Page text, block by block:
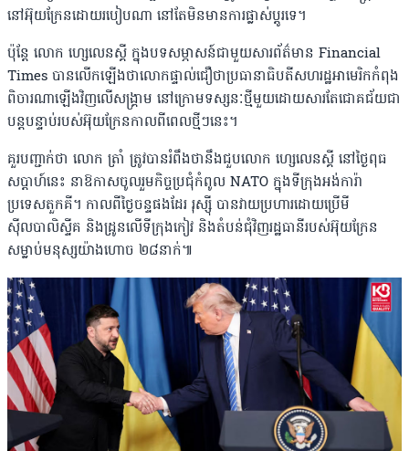
នៅអ៊ុយក្រែនដោយរបៀបណា នៅតែមិនមានការផ្លាស់ប្ដូរទេ។
ប៉ុន្តែ លោក ហ្សេលេនស្គី ក្នុងបទសម្ភាសន៍ជាមួយសារព័ត៌មាន Financial
Times បានលើកឡើងថាលោកផ្ទាល់ជឿថាប្រធានាធិបតីសហរដ្ឋអាមេរិកកំពុង
ពិចារណាឡើងវិញលើសង្រ្គាម នៅក្រោមទស្សនៈថ្មីមួយដោយសារតែជោគជ័យជា
បន្តបន្ទាប់របស់អ៊ុយក្រែនកាលពីពេលថ្មីៗនេះ។
គួរបញ្ជាក់ថា លោក ត្រាំ ត្រូវបានរំពឹងថានឹងជួបលោក ហ្សេលេនស្គី នៅថ្ងៃពុធ
សប្ដាហ៍នេះ នាឱកាសចូលរួមកិច្ចប្រជុំកំពូល NATO ក្នុងទីក្រុងអង់ការ៉ា
ប្រទេសតួកគី។ កាលពីថ្ងៃចន្ទផងដែរ រុស្ស៉ី បានវាយប្រហារដោយប្រើមី
ស៊ីលបាលិស្ទីគ និងដ្រូនលើទីក្រុងកៀវ និងតំបន់ជុំវិញរដ្ឋធានីរបស់អ៊ុយក្រែន
សម្លាប់មនុស្សយ៉ាងហោច ២៨នាក់៕